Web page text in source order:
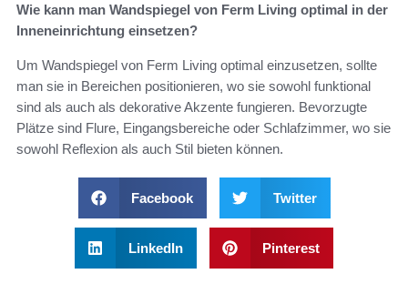
Wie kann man Wandspiegel von Ferm Living optimal in der
Inneneinrichtung einsetzen?
Um Wandspiegel von Ferm Living optimal einzusetzen, sollte
man sie in Bereichen positionieren, wo sie sowohl funktional
sind als auch als dekorative Akzente fungieren. Bevorzugte
Plätze sind Flure, Eingangsbereiche oder Schlafzimmer, wo sie
sowohl Reflexion als auch Stil bieten können.
Facebook Twitter
LinkedIn Pinterest